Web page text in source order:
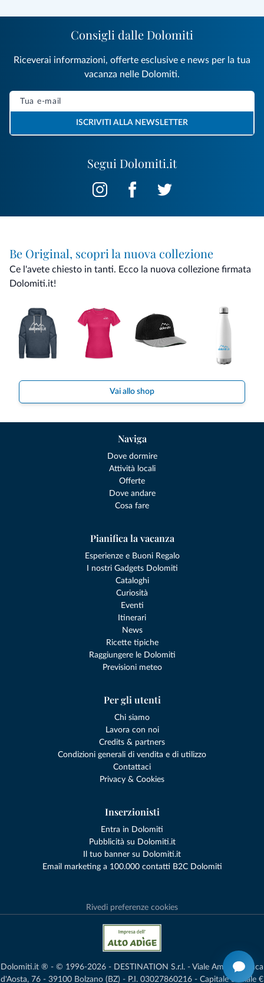
Segui Dolomiti.it
Consigli dalle Dolomiti
Riceverai informazioni, offerte esclusive e news per la tua
vacanza nelle Dolomiti.
ISCRIVITI ALLA NEWSLETTER
Be Original, scopri la nuova collezione
Ce l'avete chiesto in tanti. Ecco la nuova collezione firmata
Dolomiti.it!
Vai allo shop
Naviga
Dove dormire
Attività locali
Offerte
Dove andare
Cosa fare
Pianifica la vacanza
Esperienze e Buoni Regalo
I nostri Gadgets Dolomiti
Cataloghi
Curiosità
Eventi
Itinerari
News
Ricette tipiche
Raggiungere le Dolomiti
Previsioni meteo
Per gli utenti
Chi siamo
Lavora con noi
Credits & partners
Condizioni generali di vendita e di utilizzo
Contattaci
Privacy & Cookies
Inserzionisti
Entra in Dolomiti
Pubblicità su Dolomiti.it
Il tuo banner su Dolomiti.it
Email marketing a 100.000 contatti B2C Dolomiti
Rivedi preferenze cookies
Dolomiti.it ® - © 1996-2026 - DESTINATION S.r.l. - Viale Amedeo Duca
d'Aosta, 76 - 39100 Bolzano (BZ) - P.I. 03027860216 - Capitale Sociale €